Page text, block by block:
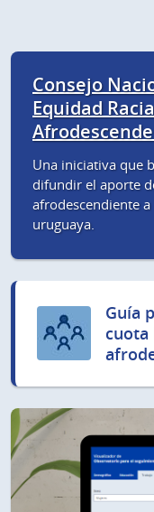
Consejo
Equidad
Una iniciativa que
difundir el aporte
afrodescendiente
uruguaya.
Guía
cuota